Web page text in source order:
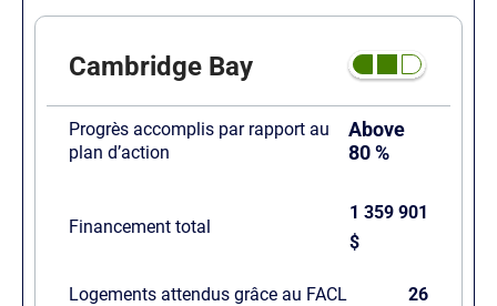
Cambridge Bay
Progrès accomplis par rapport au
plan d’action
Above
80 %
Financement total
1 359 901
$
Logements attendus grâce au FACL 26